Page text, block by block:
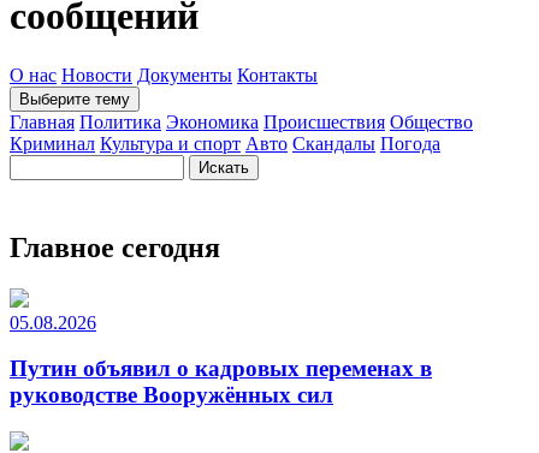
сообщений
О нас Новости Документы Контакты
Выберите тему
Главная Политика Экономика Происшествия Общество
Криминал Культура и спорт Авто Скандалы Погода
Главное сегодня
05.08.2026
Путин объявил о кадровых переменах в
руководстве Вооружённых сил